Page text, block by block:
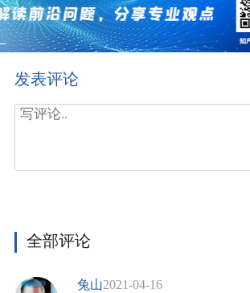
发表评论
全部评论
兔山2021-04-16